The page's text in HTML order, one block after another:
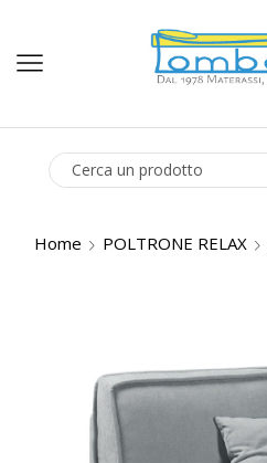
Home POLTRONE RELAX